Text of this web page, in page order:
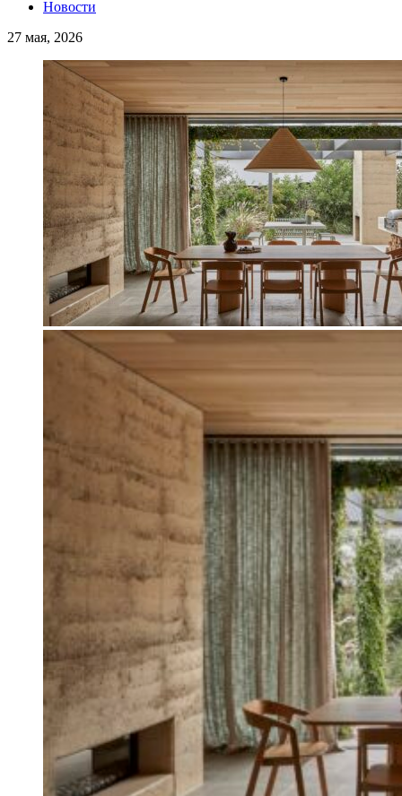
Новости
27 мая, 2026